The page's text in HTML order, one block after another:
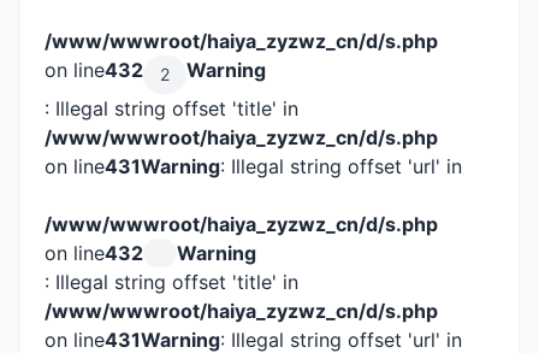
/www/wwwroot/haiya_zyzwz_cn/d/s.php
on line432 2
Warning
: Illegal string offset 'title' in
/www/wwwroot/haiya_zyzwz_cn/d/s.php
on line431Warning: Illegal string offset 'url' in
/www/wwwroot/haiya_zyzwz_cn/d/s.php
on line432
Warning
: Illegal string offset 'title' in
/www/wwwroot/haiya_zyzwz_cn/d/s.php
on line431Warning: Illegal string offset 'url' in